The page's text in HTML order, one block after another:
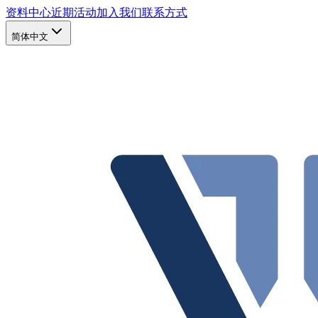
资料中心近期活动加入我们联系方式
简体中文